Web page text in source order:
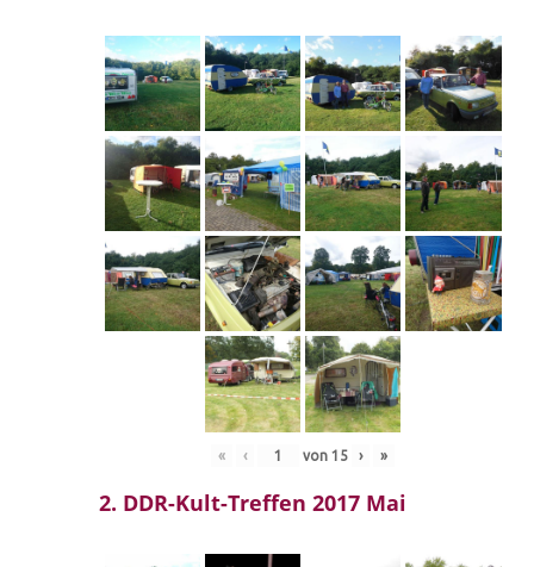
« ‹ von 15 › »
2. DDR-Kult-Treffen 2017 Mai